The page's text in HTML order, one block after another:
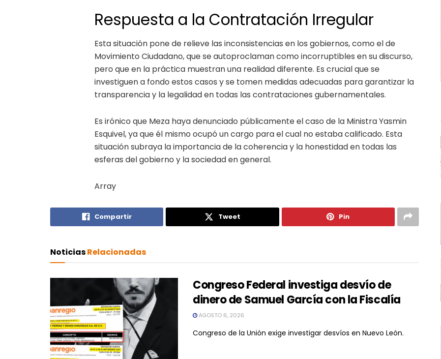
Respuesta a la Contratación Irregular
Esta situación pone de relieve las inconsistencias en los gobiernos, como el de
Movimiento Ciudadano, que se autoproclaman como incorruptibles en su discurso,
pero que en la práctica muestran una realidad diferente. Es crucial que se
investiguen a fondo estos casos y se tomen medidas adecuadas para garantizar la
transparencia y la legalidad en todas las contrataciones gubernamentales.
Es irónico que Meza haya denunciado públicamente el caso de la Ministra Yasmin
Esquivel, ya que él mismo ocupó un cargo para el cual no estaba calificado. Esta
situación subraya la importancia de la coherencia y la honestidad en todas las
esferas del gobierno y la sociedad en general.
Array
Compartir Tweet Pin
NoticiasRelacionadas
Congreso Federal investiga desvío de
dinero de Samuel García con la Fiscalía
AGOSTO 6, 2026
Congreso de la Unión exige investigar desvíos en Nuevo León.